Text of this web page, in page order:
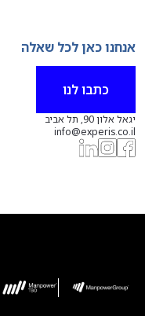
אנחנו כאן לכל שאלה
כתבו לנו
יגאל אלון 90, תל אביב
info@experis.co.il